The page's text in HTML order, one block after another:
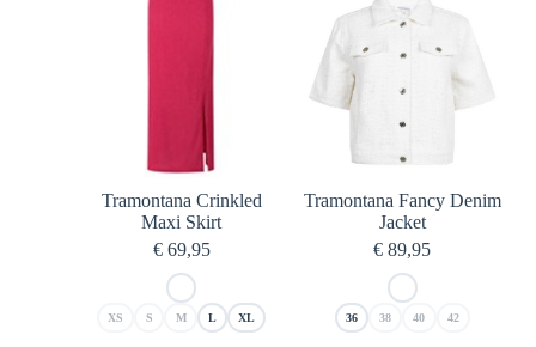
Tramontana Crinkled
Maxi Skirt
€69,95
XS S M L XL
Tramontana Fancy Denim
Jacket
€ 89,95
36 38 40 42